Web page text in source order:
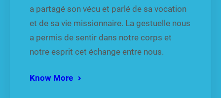
a partagé son vécu et parlé de sa vocation
et de sa vie missionnaire. La gestuelle nous
a permis de sentir dans notre corps et
notre esprit cet échange entre nous.
Know More